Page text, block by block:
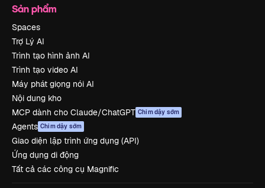
Sản phẩm
Spaces
Trợ Lý AI
Trình tạo hình ảnh AI
Trình tạo video AI
Máy phát giọng nói AI
Nội dung kho
MCP dành cho Claude/ChatGPT Chim dậy sớm
Agents Chim dậy sớm
Giao diện lập trình ứng dụng (API)
Ứng dụng di động
Tất cả các công cụ Magnific